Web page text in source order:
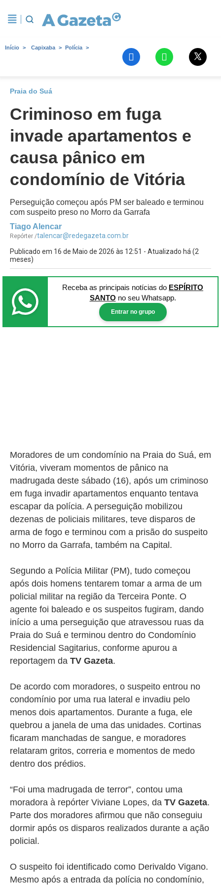
Início Capixaba Polícia
Praia do Suá
Criminoso em fuga
invade apartamentos e
causa pânico em
condomínio de Vitória
Perseguição começou após PM ser baleado e terminou
com suspeito preso no Morro da Garrafa
Tiago Alencar
Repórter /talencar@redegazeta.com.br
Publicado em 16 de Maio de 2026 às 12:51 - Atualizado há (2
meses)
Receba as principais notícias do ESPÍRITO
SANTO no seu Whatsapp.
Entrar no grupo
Moradores de um condomínio na Praia do Suá, em
Vitória, viveram momentos de pânico na
madrugada deste sábado (16), após um criminoso
em fuga invadir apartamentos enquanto tentava
escapar da polícia. A perseguição mobilizou
dezenas de policiais militares, teve disparos de
arma de fogo e terminou com a prisão do suspeito
no Morro da Garrafa, também na Capital.
Segundo a Polícia Militar (PM), tudo começou
após dois homens tentarem tomar a arma de um
policial militar na região da Terceira Ponte. O
agente foi baleado e os suspeitos fugiram, dando
início a uma perseguição que atravessou ruas da
Praia do Suá e terminou dentro do Condomínio
Residencial Sagitarius, conforme apurou a
reportagem da TV Gazeta.
De acordo com moradores, o suspeito entrou no
condomínio por uma rua lateral e invadiu pelo
menos dois apartamentos. Durante a fuga, ele
quebrou a janela de uma das unidades. Cortinas
ficaram manchadas de sangue, e moradores
relataram gritos, correria e momentos de medo
dentro dos prédios.
“Foi uma madrugada de terror”, contou uma
moradora à repórter Viviane Lopes, da TV Gazeta.
Parte dos moradores afirmou que não conseguiu
dormir após os disparos realizados durante a ação
policial.
O suspeito foi identificado como Derivaldo Vigano.
Mesmo após a entrada da polícia no condomínio,